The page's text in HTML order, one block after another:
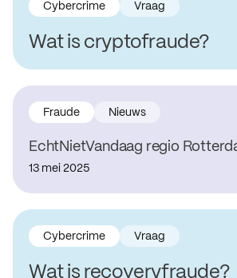
Wat is cryptofraude?
Cybercrime Vraag
EchtNietVandaag regio
Fraude Nieuws
13 mei 2025
Wat is recoveryfraude?
Cybercrime Vraag